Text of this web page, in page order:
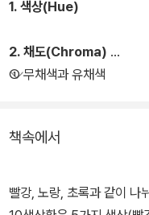
1. 색상(Hue)
2. 채도(Chroma)
① 무채색과 유채색
책속에서
빨강, 노랑, 초록과 같이 나